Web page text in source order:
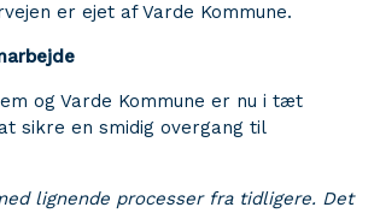
er ejet af Varde Kommune.
og Varde Kommune er nu i tæt
sikre en smidig overgang til
lignende processer fra tidligere. Det